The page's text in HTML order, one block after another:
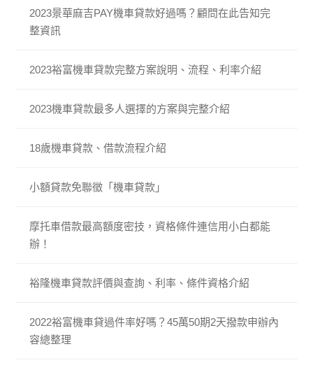
2023景華麻吉PAY機車貸款好過嗎？顧問在此告知完
整資訊
2023裕富機車貸款完整方案說明、流程、利率介紹
2023機車貸款最多人選擇的方案與完整介紹
18歲機車貸款、借款流程介紹
小額貸款免聯徵「機車貸款」
摩托車借款最高額度密技，資格條件連信用小白都能
辦！
裕隆機車貸款評價與查詢、利率、條件資格介紹
2022裕富機車貸過件率好嗎？45萬50期2天撥款申辦內
容總整理